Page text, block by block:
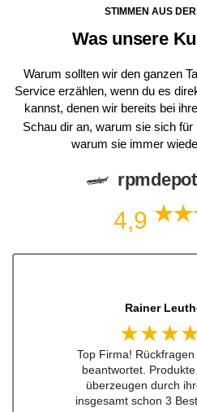
STIMMEN AUS
Was unsere
Warum sollten wir den ganzen
Service erzählen, wenn du es
kannst, denen wir bereits bei
Schau dir an, warum sie sich
warum sie immer
4,9
Dennis Lorenz
Schneller Versandt,
gerne bei euch